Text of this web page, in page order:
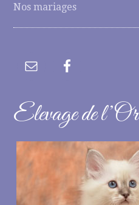
Nos mariages
Elevage de